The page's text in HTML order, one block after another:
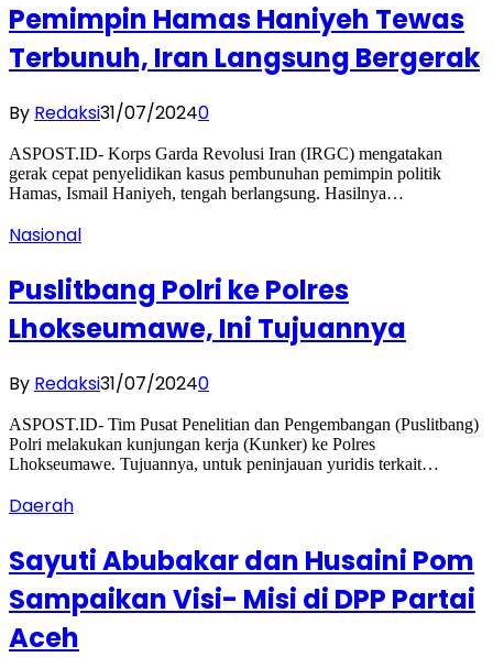
Pemimpin Hamas Haniyeh Tewas
Terbunuh, Iran Langsung Bergerak
By Redaksi31/07/20240
ASPOST.ID- Korps Garda Revolusi Iran (IRGC) mengatakan
gerak cepat penyelidikan kasus pembunuhan pemimpin politik
Hamas, Ismail Haniyeh, tengah berlangsung. Hasilnya…
Nasional
Puslitbang Polri ke Polres
Lhokseumawe, Ini Tujuannya
By Redaksi31/07/20240
ASPOST.ID- Tim Pusat Penelitian dan Pengembangan (Puslitbang)
Polri melakukan kunjungan kerja (Kunker) ke Polres
Lhokseumawe. Tujuannya, untuk peninjauan yuridis terkait…
Daerah
Sayuti Abubakar dan Husaini Pom
Sampaikan Visi- Misi di DPP Partai
Aceh